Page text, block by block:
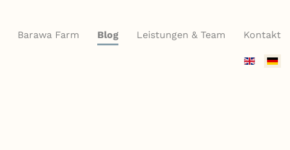
Barawa Farm Blog Leistungen & Team Kontakt
Sprache